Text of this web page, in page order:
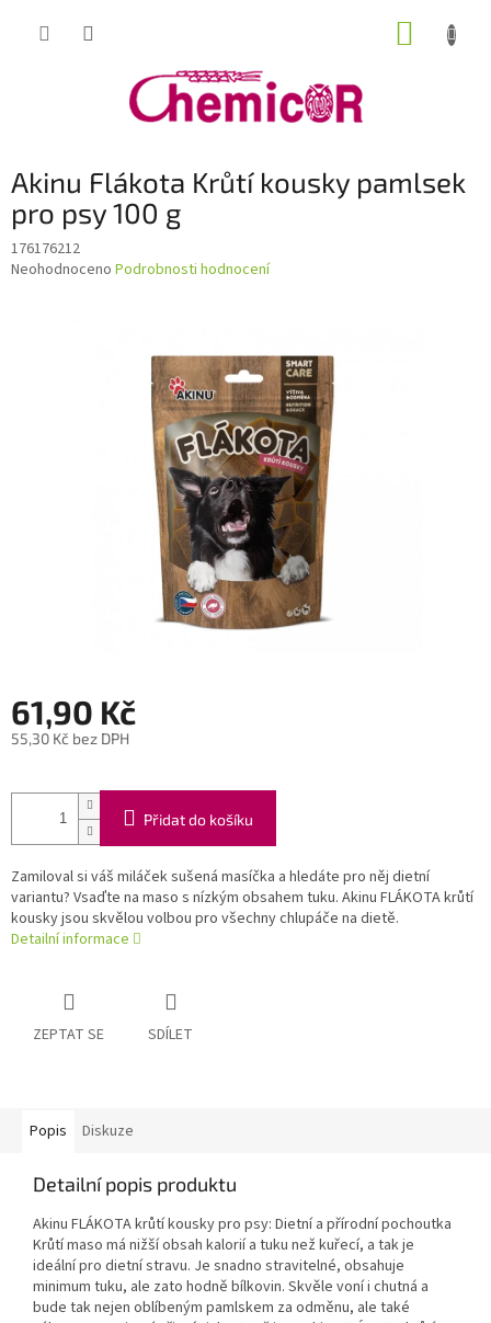
Akinu Flákota Krůtí kousky pamlsek
pro psy 100 g
176176212
Průměrné
Neohodnoceno Podrobnosti hodnocení
61,90 Kč
55,30 Kč bez DPH
cena:
Přidat do košíku
Zamiloval si váš miláček sušená masíčka a hledáte pro něj dietní
variantu? Vsaďte na maso s nízkým obsahem tuku. Akinu FLÁKOTA krůtí
kousky jsou skvělou volbou pro všechny chlupáče na dietě.
Detailní informace
ZEPTAT SE SDÍLET
Popis Diskuze
Detailní popis produktu
Akinu FLÁKOTA krůtí kousky pro psy: Dietní a přírodní pochoutka
Krůtí maso má nižší obsah kalorií a tuku než kuřecí, a tak je
ideální pro dietní stravu. Je snadno stravitelné, obsahuje
minimum tuku, ale zato hodně bílkovin. Skvěle voní i chutná a
bude tak nejen oblíbeným pamlskem za odměnu, ale také